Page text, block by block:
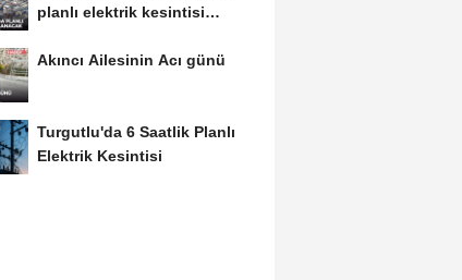
planlı elektrik kesintisi
Akıncı Ailesinin Acı günü
Turgutlu'da 6 Saatlik Planlı
Elektrik Kesintisi